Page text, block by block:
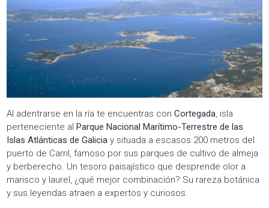
Al adentrarse en la ría te encuentras conCortegada, isla
perteneciente alParque Nacional Marítimo-Terrestre de las
Islas Atlánticas de Galicia y situada a escasos 200 metros del
puerto de Carril, famoso por sus parques de cultivo de almeja
y berberecho. Un tesoro paisajístico que desprende olor a
marisco y laurel, ¿qué mejor combinación? Su rareza botánica
y sus leyendas atraen a expertos y curiosos.